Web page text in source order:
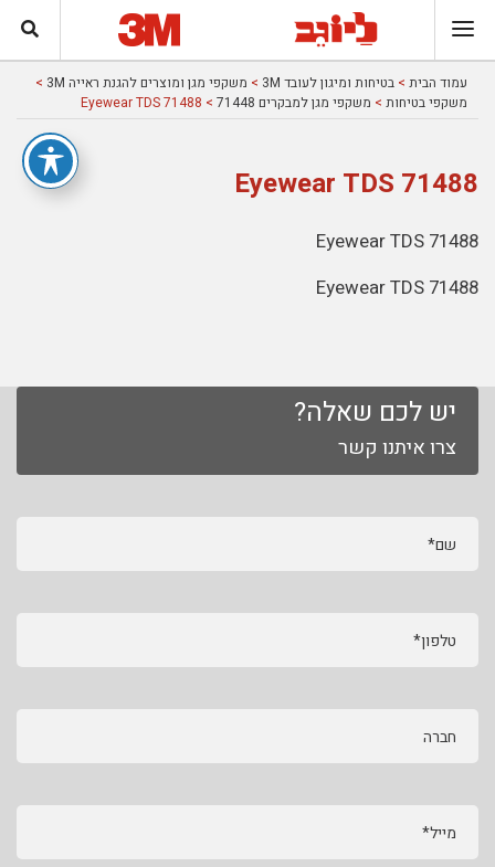
עמוד הבית > בטיחות ומיגון לעובד 3M > משקפי מגן ומוצרים להגנת ראייה 3M
>
משקפי בטיחות > משקפי מגן למבקרים 71448 > 71488 Eyewear TDS
71488 Eyewear TDS
71488 Eyewear TDS
71488 Eyewear TDS
יש לכם שאלה?
צרו איתנו קשר
שם*
טלפון*
חברה
מייל*